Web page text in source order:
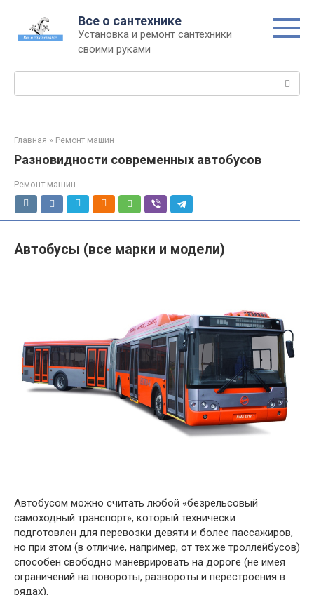
контенту
Все о сантехнике
Установка и ремонт сантехники
своими руками
Главная » Ремонт машин
Разновидности современных автобусов
Ремонт машин
Автобусы (все марки и модели)
Автобусом можно считать любой «безрельсовый
самоходный транспорт», который технически
подготовлен для перевозки девяти и более пассажиров,
но при этом (в отличие, например, от тех же троллейбусов)
способен свободно маневрировать на дороге (не имея
ограничений на повороты, развороты и перестроения в
рядах).